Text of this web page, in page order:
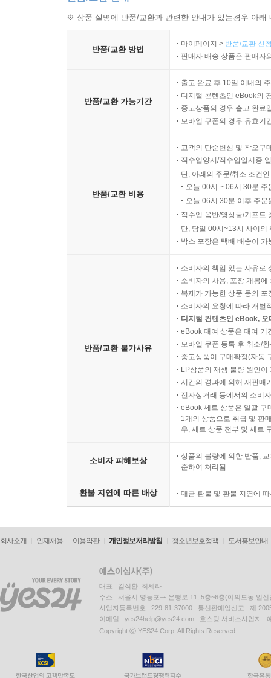
※ 상품 설명에 반품/교환과 관련한 안내가 있는경우 아
반품/교환 방법
마이페이지 > 반품/교환 신
판매자 배송 상품은 판매자
반품/교환 가능기간
출고 완료 후 10일 이내의
디지털 콘텐츠인 eBook의
중고상품의 경우 출고 완료
모바일 쿠폰의 경우 유효기
반품/교환 비용
고객의 단순변심 및 착오구
직수입양서/직수입일서중
단, 아래의 주문/취소 조건
오늘 00시 ~ 06시 30분
오늘 06시 30분 이후 주
직수입 음반/영상물/기프트
단, 당일 00시~13시 사이의
박스 포장은 택배 배송이
반품/교환 불가사유
소비자의 책임 있는 사유로
소비자의 사용, 포장 개봉
복제가 가능한 상품 등의
소비자의 요청에 따라 개별
디지털 컨텐츠인 eBook,
eBook 대여 상품은 대여 기
모바일 쿠폰 등록 후 취소/
중고상품이 구매확정(자동
LP상품의 재생 불량 원인
시간의 경과에 의해 재판매
전자상거래 등에서의 소비
eBook 세트 상품은 일괄 구
1개의 상품으로 취급 및 판
우, 세트 상품 전부 및 세트
소비자 피해보상
상품의 불량에 의한 반품,
준하여 처리됨
환불 지연에 따른 배상 대금 환불 및 환불 지연에
회사소개 인재채용 이용약관 개인정보처리방침 청소년보호정책 도서홍보안내
대표 : 김석환, 최세라
주소 : 서울시 영등포구 은행로 11, 5층~6층(여의도동,일신
사업자등록번호 : 229-81-37000 통신판매업신고 : 제
이메일 : yes24help@yes24.com 호스팅 서비스사업자 :
Copyright ⓒ YES24 Corp. All Rights Reserved.